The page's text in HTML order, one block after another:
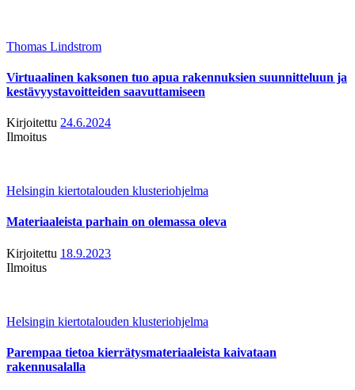
Thomas Lindstrom
Virtuaalinen kaksonen tuo apua rakennuksien suunnitteluun ja
kestävyystavoitteiden saavuttamiseen
Kirjoitettu 24.6.2024
Ilmoitus
Helsingin kiertotalouden klusteriohjelma
Materiaaleista parhain on olemassa oleva
Kirjoitettu 18.9.2023
Ilmoitus
Helsingin kiertotalouden klusteriohjelma
Parempaa tietoa kierrätysmateriaaleista kaivataan
rakennusalalla